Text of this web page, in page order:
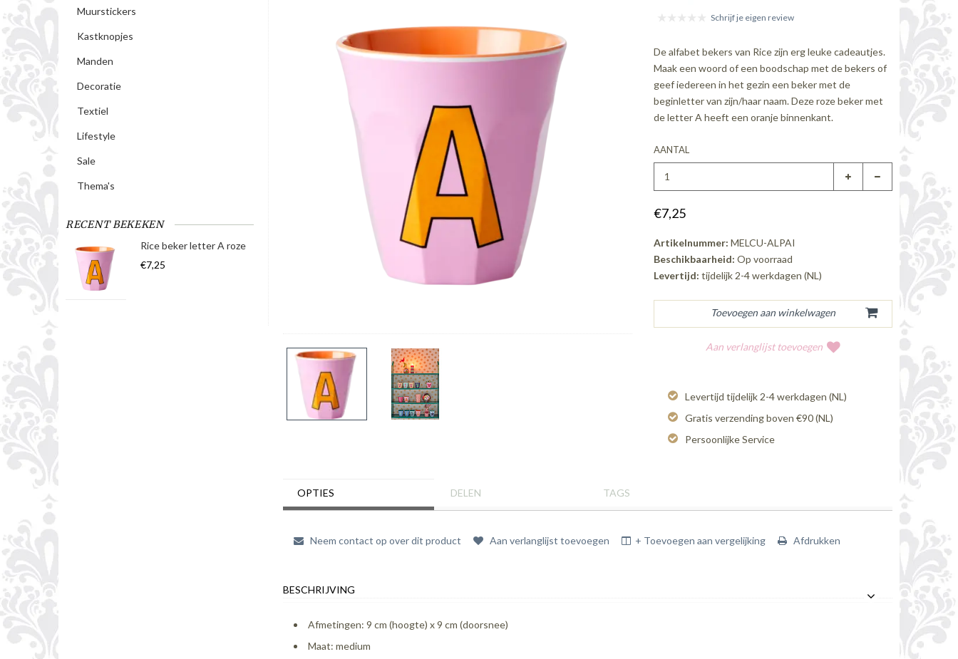
Muurstickers
Kastknopjes
Manden
Decoratie
Textiel
Lifestyle
Sale
Thema's
RECENT BEKEKEN
Rice beker letter A roze
€7,25
Schrijf je eigen review
De alfabet bekers van Rice zijn erg leuke cadeautjes.
Maak een woord of een boodschap met de bekers of
geef iedereen in het gezin een beker met de
beginletter van zijn/haar naam. Deze roze beker met
de letter A heeft een oranje binnenkant.
AANTAL
€7,25
Artikelnummer: MELCU-ALPAI
Beschikbaarheid: Op voorraad
Levertijd: tijdelijk 2-4 werkdagen (NL)
Aan verlanglijst toevoegen
Levertijd tijdelijk 2-4 werkdagen (NL)
Gratis verzending boven €90 (NL)
Persoonlijke Service
OPTIES DELEN TAGS
Neem contact op over dit product Aan verlanglijst toevoegen + Toevoegen aan vergelijking Afdrukken
BESCHRIJVING
Afmetingen: 9 cm (hoogte) x 9 cm (doorsnee)
Maat: medium